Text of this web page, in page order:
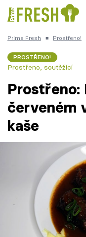
Česká kuchyně
Témata
Články
TV Program
Škola vaření
Prima Fresh ■ Prostřeno!
PROSTŘENO!
Prostřeno, soutěžící
Prostřeno:
červeném
kaše